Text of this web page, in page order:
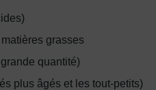
grasses
quantité)
plus âgés et les tout-petits)